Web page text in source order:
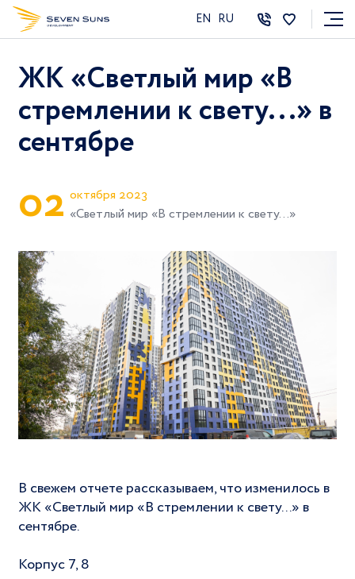
EN RU
ЖК «Светлый мир «В
стремлении к свету...» в
сентябре
02 октября 2023
«Светлый мир «В стремлении к свету...»
В свежем отчете рассказываем, что изменилось в
ЖК «Светлый мир «В стремлении к свету...» в
сентябре.
Корпус 7, 8